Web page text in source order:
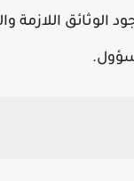
الوثائق اللازمة